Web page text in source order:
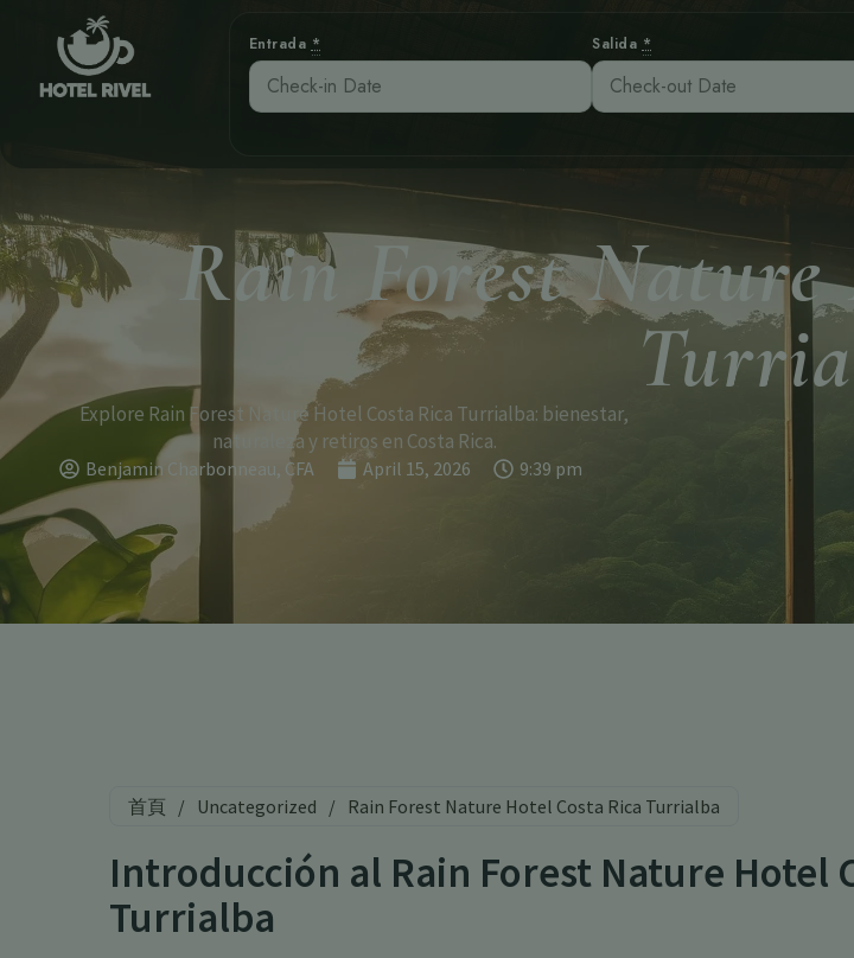
Entrada * Salida *
Rain Forest
Explore Rain Forest Nature Hotel Costa Rica Turrialba: bienestar,
naturaleza y retiros en Costa Rica.
Benjamin Charbonneau, CFA April 15, 2026 9:39 pm
首頁 / Uncategorized / Rain Forest Nature Hotel Costa Rica Turrialba
Introducción al Rain Forest Nature Hotel
Turrialba